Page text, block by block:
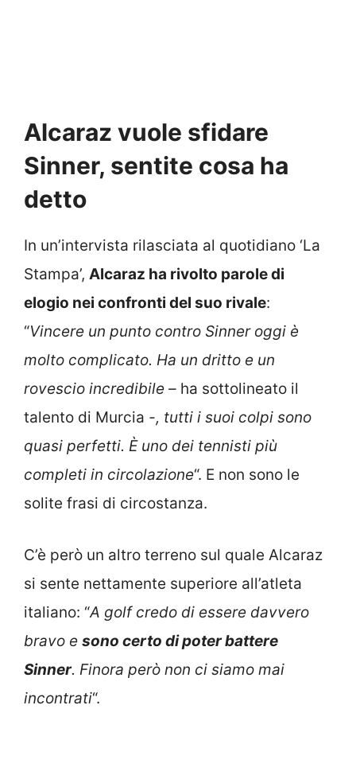
Alcaraz vuole sfidare
Sinner, sentite cosa ha
detto
In un’intervista rilasciata al quotidiano ‘La
Stampa’, Alcaraz ha rivolto parole di
elogio nei confronti del suo rivale:
“Vincere un punto contro Sinner oggi è
molto complicato. Ha un dritto e un
rovescio incredibile – ha sottolineato il
talento di Murcia -, tutti i suoi colpi sono
quasi perfetti. È uno dei tennisti più
completi in circolazione“. E non sono le
solite frasi di circostanza.
C’è però un altro terreno sul quale Alcaraz
si sente nettamente superiore all’atleta
italiano: “A golf credo di essere davvero
bravo e sono certo di poter battere
Sinner. Finora però non ci siamo mai
incontrati“.